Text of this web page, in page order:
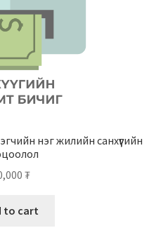
нэг жилийн санхүүгийн
₮
to cart